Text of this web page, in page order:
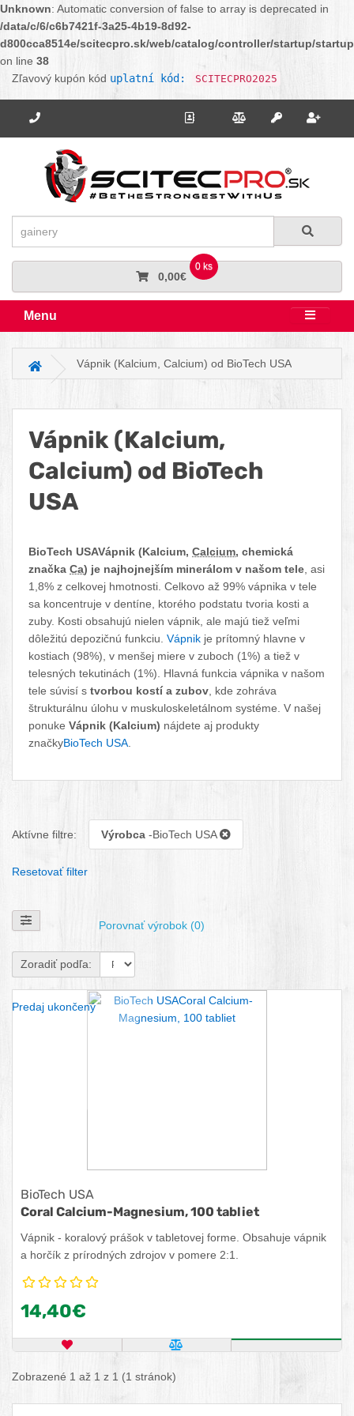
Unknown: Automatic conversion of false to array is deprecated in
/data/c/6/c6b7421f-3a25-4b19-8d92-
d800cca8514e/scitecpro.sk/web/catalog/controller/startup/
on line 38
Zľavový kupón kód uplatní kód: SCITECPRO2025
Potrebujete poradiť? Zavolajte nám. Kontakt Porovnanie
Prihlásiť sa
0 ks
0,00€
Menu
Hlavná stránka
Vápnik (Kalcium, Calcium) od BioTech USA
Vápnik (Kalcium,
Calcium) od BioTech
USA
Facebook
Twitter
Pinterest
LinkedIn
Tumblr
reddit
BioTech USAVápnik (Kalcium, Calcium, chemická
značka Ca) je najhojnejším minerálom v našom tele , asi
1,8% z celkovej hmotnosti. Celkovo až 99% vápnika v tele
sa koncentruje v dentíne, ktorého podstatu tvoria kosti a
zuby. Kosti obsahujú nielen vápnik, ale majú tiež veľmi
dôležitú depozičnú funkciu. Vápnik je prítomný hlavne v
kostiach (98%), v menšej miere v zuboch (1%) a tiež v
telesných tekutinách (1%). Hlavná funkcia vápnika v našom
tele súvisí s tvorbou kostí a zubov , kde zohráva
štrukturálnu úlohu v muskuloskeletálnom systéme. V našej
ponuke Vápnik (Kalcium) nájdete aj produkty
značkyBioTech USA
Aktívne filtre: Výrobca -BioTech USA
Resetovať filter
Zobraziť filtre Porovnať výrobok (0)
Zoradiť podľa:
Predaj ukončený
BioTech USA
Coral Calcium-Magnesium, 100 tabliet
Vápnik - koralový prášok v tabletovej forme. Obsahuje vápnik
a horčík z prírodných zdrojov v pomere 2:1.
14,40€
OBĽÚBENÝ PRODUKTPOROVNAŤ PRODUKTZISTITE
Zobrazené 1 až 1 z 1 (1 stránok)